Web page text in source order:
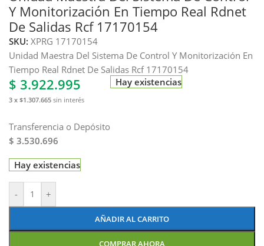
Y Monitorización En Tiempo Real Rdnet
De Salidas Rcf 17170154
SKU: XPRG 17170154
Unidad Maestra Del Sistema De Control Y Monitorización En
Tiempo Real Rdnet De Salidas Rcf 17170154
$ 3.922.995
3 x $1.307.665 sin interés
Transferencia o Depósito
$ 3.530.696
Hay existencias
Hay existencias
- +
AÑADIR AL CARRITO
COMPRAR AHORA